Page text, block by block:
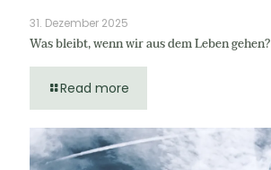
31. Dezember 2025
Was bleibt, wenn wir aus dem Leben gehen?
Read more